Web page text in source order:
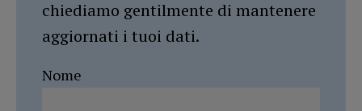
chiediamo gentilmente di mantenere
aggiornati i tuoi dati.
Nome